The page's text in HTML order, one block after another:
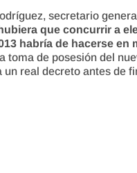
secretario
que concurrir a
habría de hacerse en
toma de posesión del
real decreto antes de